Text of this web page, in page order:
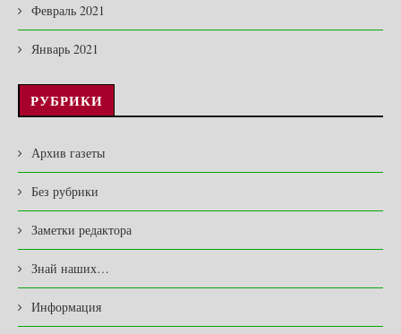
Февраль 2021
Январь 2021
РУБРИКИ
Архив газеты
Без рубрики
Заметки редактора
Знай наших…
Информация